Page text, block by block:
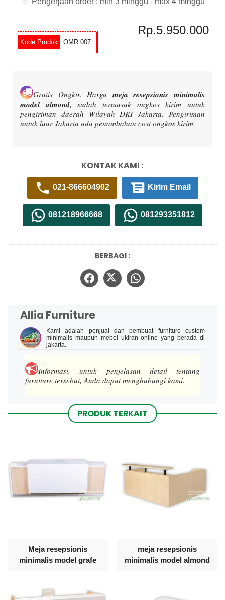
OMR:007
Rp.5.950.000
Gratis Ongkir. Harga meja resepsionis minimalis
model almond, sudah termasuk ongkos kirim untuk
pengiriman daerah Wilayah DKI Jakarta. Pengiriman
untuk luar Jakarta ada penambahan cost ongkos kirim.
KONTAK KAMI :
021-866604902 Kirim Email
081218966668 081293351812
BERBAGI :
Allia Furniture
Kami adalah penjual dan pembuat furniture custom
minimalis maupun mebel ukiran online yang berada di
jakarta.
Informasi.untuk penjelasan detail tentang
furniture tersebut, Anda dapat menghubungi kami.
PRODUK TERKAIT
Meja resepsionis
minimalis model grafe
meja resepsionis
minimalis model almond